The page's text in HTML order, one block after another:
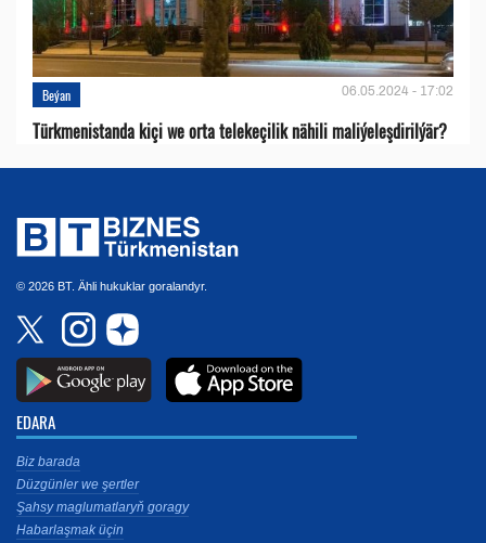
Beýan 06.05.2024 - 17:02
Türkmenistanda kiçi we orta telekeçilik nähili maliýeleşdirilýär?
© 2026 BT. Ähli hukuklar goralandyr.
EDARA
Biz barada
Düzgünler we şertler
Şahsy maglumatlaryň goragy
Habarlaşmak üçin